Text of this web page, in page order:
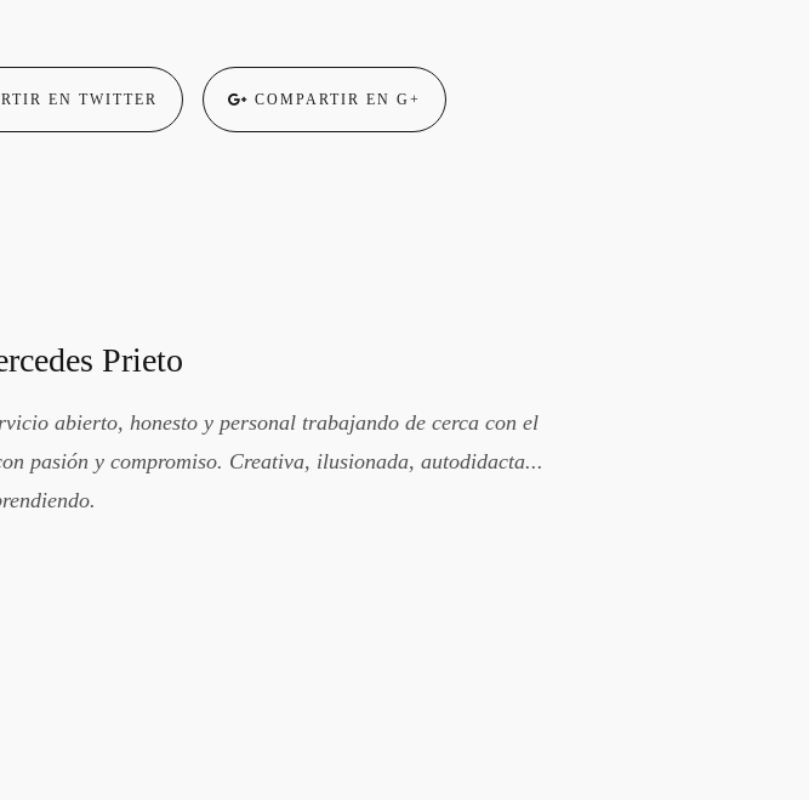
EN TWITTER COMPARTIR EN G+
Prieto
abierto, honesto y personal trabajando de cerca con el
pasión y compromiso. Creativa, ilusionada, autodidacta...